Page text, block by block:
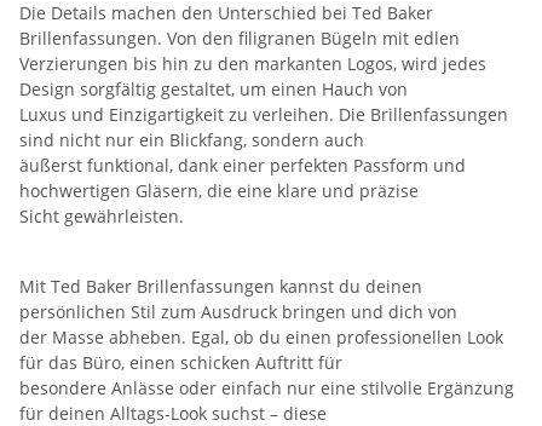
Die Details machen den Unterschied bei Ted Baker
Brillenfassungen. Von den filigranen Bügeln mit edlen
Verzierungen bis hin zu den markanten Logos, wird jedes
Design sorgfältig gestaltet, um einen Hauch von
Luxus und Einzigartigkeit zu verleihen. Die Brillenfassungen
sind nicht nur ein Blickfang, sondern auch
äußerst funktional, dank einer perfekten Passform und
hochwertigen Gläsern, die eine klare und präzise
Sicht gewährleisten.
Mit Ted Baker Brillenfassungen kannst du deinen
persönlichen Stil zum Ausdruck bringen und dich von
der Masse abheben. Egal, ob du einen professionellen Look
für das Büro, einen schicken Auftritt für
besondere Anlässe oder einfach nur eine stilvolle Ergänzung
für deinen Alltags-Look suchst – diese